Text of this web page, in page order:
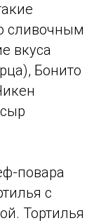
сливочным
вкуса
Бонито
повара
с
Тортилья